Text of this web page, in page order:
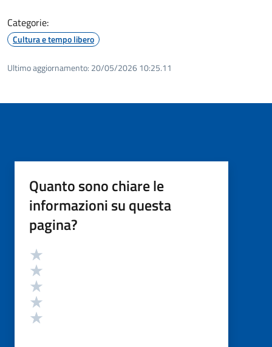
Categorie:
Cultura e tempo libero
Ultimo aggiornamento: 20/05/2026 10:25.11
Quanto sono chiare le
informazioni su questa
pagina?
Valutazione